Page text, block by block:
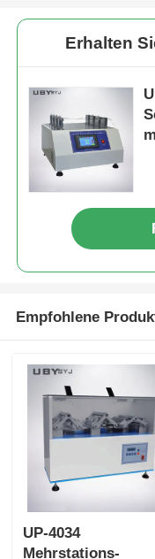
Erhalten
Empfohlene
UP-4034
Mehrstations-